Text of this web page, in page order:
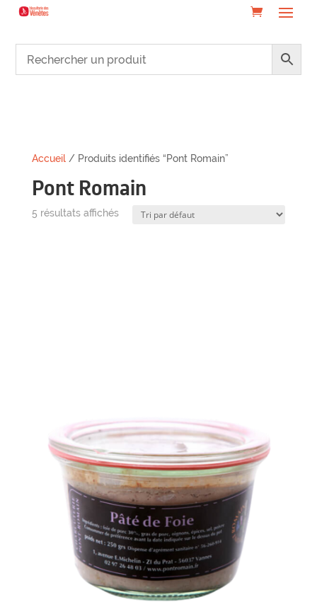
Accueil/ Produits identifiés “Pont Romain”
Pont Romain
5 résultats affichés